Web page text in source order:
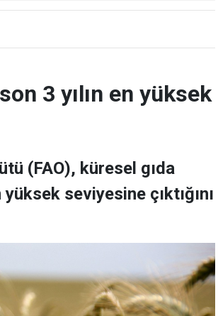
3 yılın en yüksek
(FAO), küresel gıda
seviyesine çıktığını